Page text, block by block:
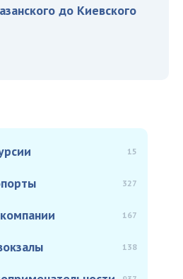
до Киевского
15
327
167
138